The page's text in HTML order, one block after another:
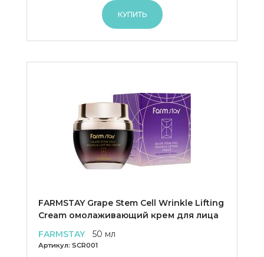
КУПИТЬ
FARMSTAY Grape Stem Cell Wrinkle Lifting
Cream омолаживающий крем для лица
FARMSTAY
50 мл
Артикул: SCR001